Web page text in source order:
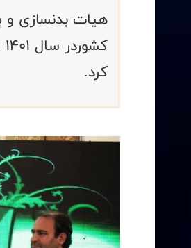
هیات بدنسازی و
کرد.